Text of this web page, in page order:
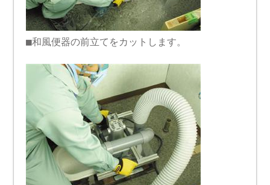
■和風便器の前立てをカットします。